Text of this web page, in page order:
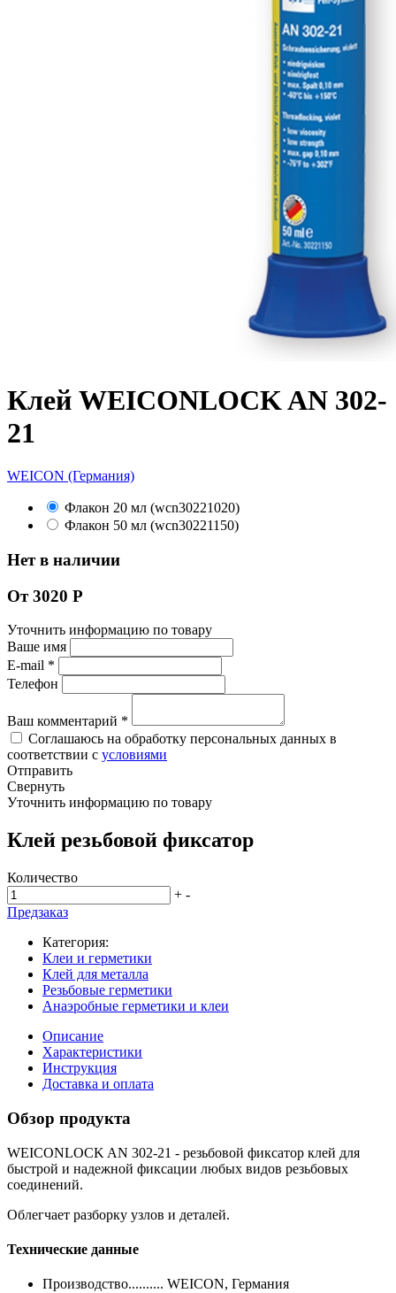
Клей WEICONLOCK AN 302-
21
WEICON (Германия)
Флакон 20 мл (wcn30221020)
Флакон 50 мл (wcn30221150)
Нет в наличии
От 3020 Р
Уточнить информацию по товару
Ваше имя
E-mail *
Телефон
Ваш комментарий *
Соглашаюсь на обработку персональных данных в
соответствии с условиями
Отправить
Свернуть
Уточнить информацию по товару
Клей резьбовой фиксатор
Количество
+ -
Предзаказ
Категория:
Клеи и герметики
Клей для металла
Резьбовые герметики
Анаэробные герметики и клеи
Описание
Характеристики
Инструкция
Доставка и оплата
Обзор продукта
WEICONLOCK AN 302-21 - резьбовой фиксатор клей для
быстрой и надежной фиксации любых видов резьбовых
соединений.
Облегчает разборку узлов и деталей.
Технические данные
Производство.......... WEICON, Германия